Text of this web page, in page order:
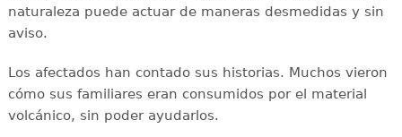
naturaleza puede actuar de maneras desmedidas y sin
aviso.
Los afectados han contado sus historias. Muchos vieron
cómo sus familiares eran consumidos por el material
volcánico, sin poder ayudarlos.